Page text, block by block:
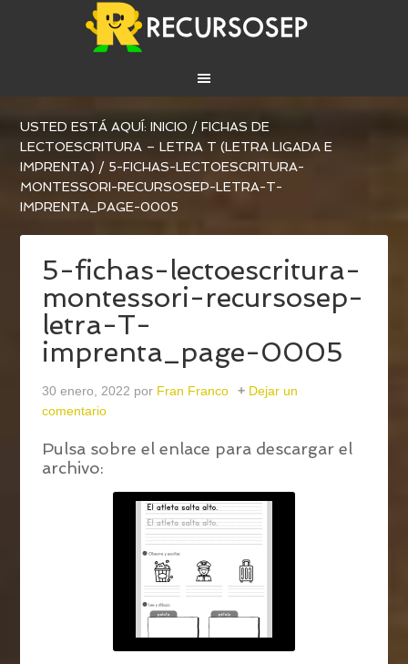
USTED ESTÁ AQUÍ:INICIO / FICHAS DE
LECTOESCRITURA – LETRA T (LETRA LIGADA E
IMPRENTA) / 5-FICHAS-LECTOESCRITURA-
MONTESSORI-RECURSOSEP-LETRA-T-
IMPRENTA_PAGE-0005
5-fichas-lectoescritura-
montessori-recursosep-
letra-T-
imprenta_page-0005
30 enero, 2022 por Fran Franco
Dejar un
comentario
Pulsa sobre el enlace para descargar el
archivo: